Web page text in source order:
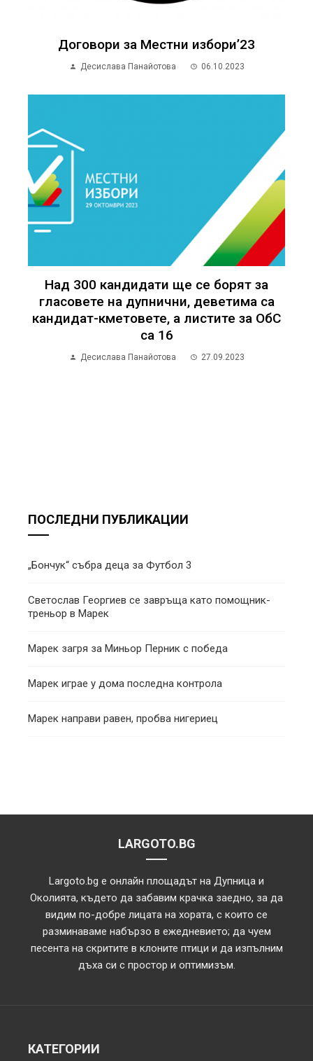
Договори за Местни избори’23
Десислава Панайотова 06.10.2023
Над 300 кандидати ще се борят за
гласовете на дупнични, деветима са
кандидат-кметовете, а листите за ОбС
са 16
Десислава Панайотова 27.09.2023
ПОСЛЕДНИ ПУБЛИКАЦИИ
„Бончук“ събра деца за Футбол 3
Светослав Георгиев се завръща като помощник-
треньор в Марек
Марек загря за Миньор Перник с победа
Марек играе у дома последна контрола
Марек направи равен, пробва нигериец
LARGOTO.BG
Largoto.bg е онлайн площадът на Дупница и
Околията, където да забавим крачка заедно, за да
видим по-добре лицата на хората, с които се
разминаваме набързо в ежедневието; да чуем
песента на скритите в клоните птици и да изпълним
дъха си с простор и оптимизъм.
КАТЕГОРИИ